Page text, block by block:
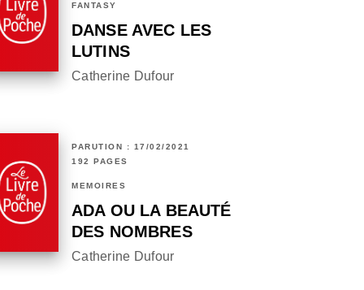
FANTASY
DANSE AVEC LES
LUTINS
Catherine Dufour
PARUTION : 17/02/2021
192 PAGES
MÉMOIRES
ADA OU LA BEAUTÉ
DES NOMBRES
Catherine Dufour